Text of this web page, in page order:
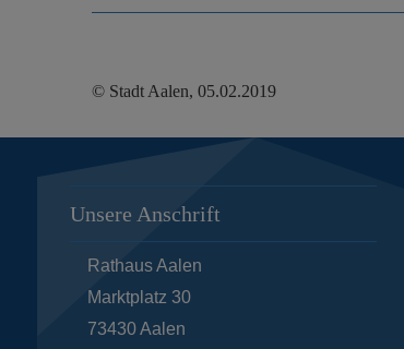
© Stadt Aalen, 05.02.2019
Unsere Anschrift
Rathaus Aalen
Marktplatz 30
73430 Aalen